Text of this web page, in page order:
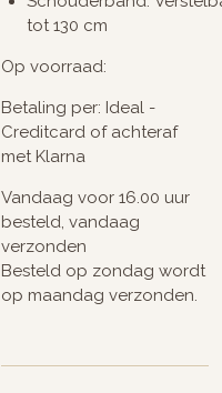
tot 130 cm
Op voorraad:
Betaling per: Ideal -
Creditcard of achteraf
met Klarna
Vandaag voor 16.00 uur
besteld, vandaag
verzonden
Besteld op zondag wordt
op maandag verzonden.